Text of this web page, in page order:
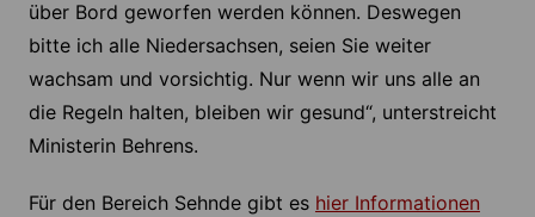
über Bord geworfen werden können. Deswegen
bitte ich alle Niedersachsen, seien Sie weiter
wachsam und vorsichtig. Nur wenn wir uns alle an
die Regeln halten, bleiben wir gesund“, unterstreicht
Ministerin Behrens.
Für den Bereich Sehnde gibt es hier Informationen